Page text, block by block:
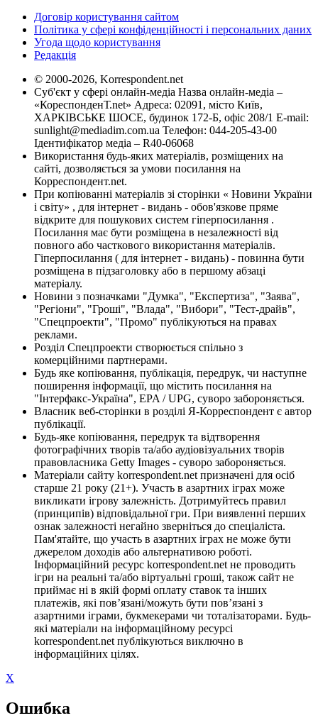
Договір користування сайтом
Політика у сфері конфіденційності і персональних даних
Угода щодо користування
Редакція
© 2000-2026, Korrespondent.net
Суб'єкт у сфері онлайн-медіа Назва онлайн-медіа –
«КореспонденТ.net» Адреса: 02091, місто Київ,
ХАРКІВСЬКЕ ШОСЕ, будинок 172-Б, офіс 208/1 E-mail:
sunlight@mediadim.com.ua Телефон: 044-205-43-00
Ідентифікатор медіа – R40-06068
Використання будь-яких матеріалів, розміщених на
сайті, дозволяється за умови посилання на
Корреспондент.net.
При копіюванні матеріалів зі сторінки « Новини України
і світу» , для інтернет - видань - обов'язкове пряме
відкрите для пошукових систем гіперпосилання .
Посилання має бути розміщена в незалежності від
повного або часткового використання матеріалів.
Гіперпосилання ( для інтернет - видань) - повинна бути
розміщена в підзаголовку або в першому абзаці
матеріалу.
Новини з позначками "Думка", "Експертиза", "Заява",
"Регіони", "Гроші", "Влада", "Вибори", "Тест-драйв",
"Спецпроекти", "Промо" публікуються на правах
реклами.
Розділ Спецпроекти створюється спільно з
комерційними партнерами.
Будь яке копіювання, публікація, передрук, чи наступне
поширення інформації, що містить посилання на
"Інтерфакс-Україна", EPA / UPG, суворо забороняється.
Власник веб-сторінки в розділі Я-Корреспондент є автор
публікації.
Будь-яке копіювання, передрук та відтворення
фотографічних творів та/або аудіовізуальних творів
правовласника Getty Images - суворо забороняється.
Матеріали сайту korrespondent.net призначені для осіб
старше 21 року (21+). Участь в азартних іграх може
викликати ігрову залежність. Дотримуйтесь правил
(принципів) відповідальної гри. При виявленні перших
ознак залежності негайно зверніться до спеціаліста.
Пам'ятайте, що участь в азартних іграх не може бути
джерелом доходів або альтернативою роботі.
Інформаційний ресурс korrespondent.net не проводить
ігри на реальні та/або віртуальні гроші, також сайт не
приймає ні в якій формі оплату ставок та інших
платежів, які пов’язані/можуть бути пов’язані з
азартними іграми, букмекерами чи тоталізаторами. Будь-
які матеріали на інформаційному ресурсі
korrespondent.net публікуються виключно в
інформаційних цілях.
X
Ошибка